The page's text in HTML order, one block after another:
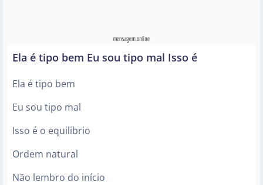
Ela é tipo bem Eu sou tipo mal Isso é
Ela é tipo bem
Eu sou tipo mal
Isso é o equilibrio
Ordem natural
Não lembro do início